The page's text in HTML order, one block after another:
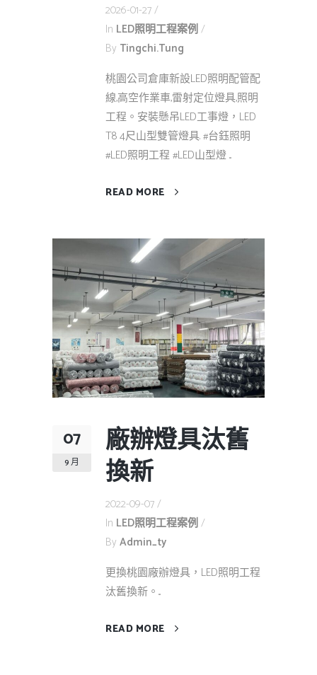
2026-01-27
In LED照明工程案例
By Tingchi.tung
桃園公司倉庫新設LED照明配管配
線,高空作業車,雷射定位燈具,照明
工程。安裝懸吊LED工事燈，LED
T8 4尺山型雙管燈具. #台鈺照明
#LED照明工程 #LED山型燈 ...
READ MORE
07
9 月
廠辦燈具汰舊
換新
2022-09-07
In LED照明工程案例
By Admin_ty
更換桃園廠辦燈具，LED照明工程
汰舊換新。...
READ MORE